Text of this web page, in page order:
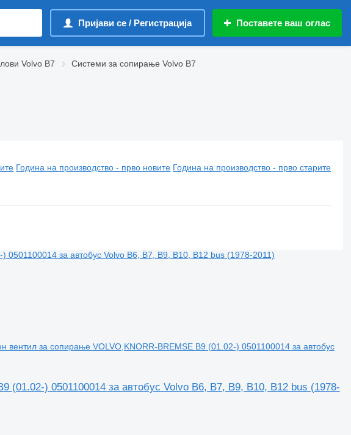
Пријави се / Регистрација Поставете ваш оглас
Volvo B7
Системи за сопирање Volvo B7
Година на производство - прво новите Година на производство - прво старите
вентил за сопирање VOLVO,KNORR-BREMSE B9 (01.02-) 0501100014 за автобус
(01.02-) 0501100014 за автобус Volvo B6, B7, B9, B10, B12 bus (1978-